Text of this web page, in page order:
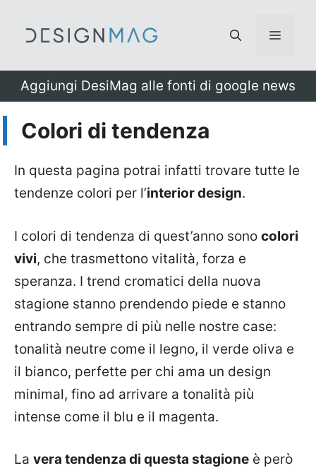
Menu
Aggiungi DesiMag alle fonti di google news
Colori di tendenza
In questa pagina potrai infatti trovare tutte le
tendenze colori per l’interior design.
I colori di tendenza di quest’anno sono colori
vivi, che trasmettono vitalità, forza e
speranza. I trend cromatici della nuova
stagione stanno prendendo piede e stanno
entrando sempre di più nelle nostre case:
tonalità neutre come il legno, il verde oliva e
il bianco, perfette per chi ama un design
minimal, fino ad arrivare a tonalità più
intense come il blu e il magenta.
La vera tendenza di questa stagione è però